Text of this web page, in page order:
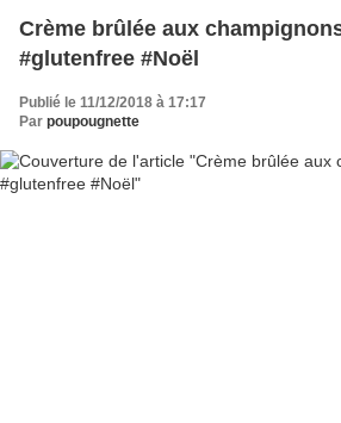
Crème brûlée aux
#glutenfree #Noël
Publié le 11/12/2018 à 17:17
Par poupougnette